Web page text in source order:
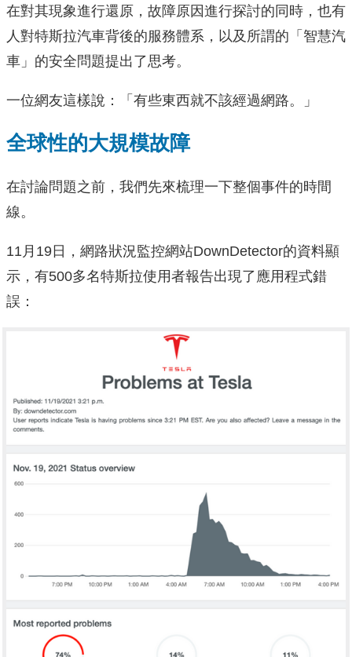
在對其現象進行還原，故障原因進行探討的同時，也有
人對特斯拉汽車背後的服務體系，以及所謂的「智慧汽
車」的安全問題提出了思考。
一位網友這樣說：「有些東西就不該經過網路。」
全球性的大規模故障
在討論問題之前，我們先來梳理一下整個事件的時間
線。
11月19日，網路狀況監控網站DownDetector的資料顯
示，有500多名特斯拉使用者報告出現了應用程式錯
誤：